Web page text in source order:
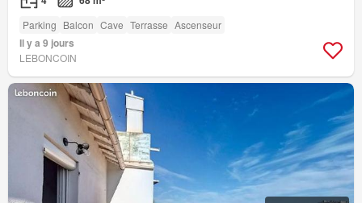
Parking Balcon Cave Terrasse Ascenseur
Il y a 9 jours
LEBONCOIN